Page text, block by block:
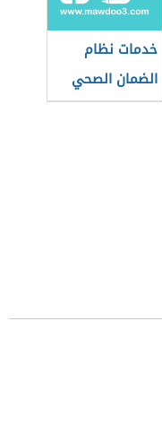
خدمات نظام
الضمان الصحي
التعاوني